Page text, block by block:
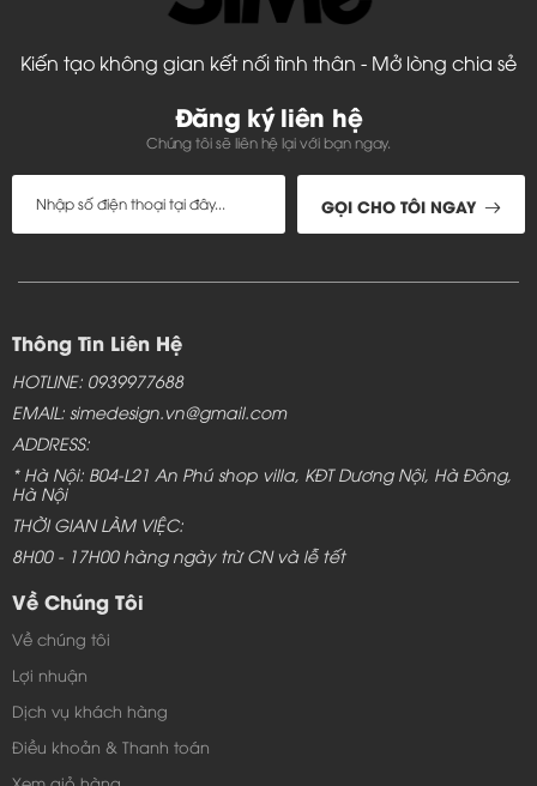
Kiến tạo không gian kết nối tình thân - Mở lòng chia sẻ
Đăng ký liên hệ
Chúng tôi sẽ liên hệ lại với bạn ngay.
GỌI CHO TÔI NGAY
Thông Tin Liên Hệ
HOTLINE: 0939977688
EMAIL: simedesign.vn@gmail.com
ADDRESS:
* Hà Nội: B04-L21 An Phú shop villa, KĐT Dương Nội, Hà Đông,
Hà Nội
THỜI GIAN LÀM VIỆC:
8H00 - 17H00 hàng ngày trừ CN và lễ tết
Về Chúng Tôi
Về chúng tôi
Lợi nhuận
Dịch vụ khách hàng
Điều khoản & Thanh toán